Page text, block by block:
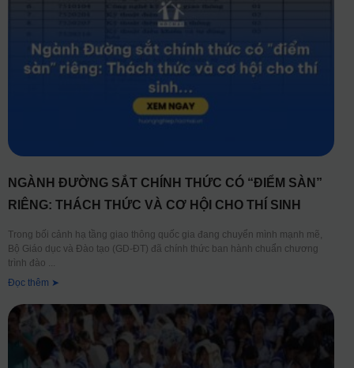
NGÀNH ĐƯỜNG SẮT CHÍNH THỨC CÓ “ĐIỂM SÀN”
RIÊNG: THÁCH THỨC VÀ CƠ HỘI CHO THÍ SINH
Trong bối cảnh hạ tầng giao thông quốc gia đang chuyển mình mạnh mẽ,
Bộ Giáo dục và Đào tạo (GD-ĐT) đã chính thức ban hành chuẩn chương
trình đào
Đọc thêm ➤